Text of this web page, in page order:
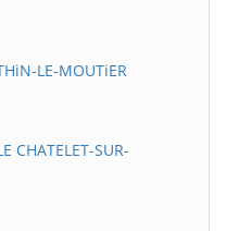
LE-MOUTiER
SUR-